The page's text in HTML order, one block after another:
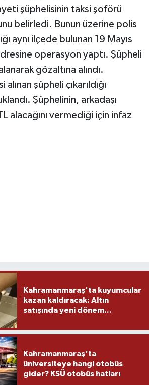
şüphelisinin taksi şoförü
belirledi. Bunun üzerine polis
aynı ilçede bulunan 19 Mayıs
operasyon yaptı. Şüpheli
gözaltına alındı.
şüpheli çıkarıldığı
Şüphelinin, arkadaşı
alacağını vermediği için infaz
Kahramanmaraş'ta kuyumcular
kazan kaldıracak: Altın
satışında yeni dönem...
Kahramanmaraş'ta
üniversiteye hangi otobüs
gider? KSÜ otobüs hatları